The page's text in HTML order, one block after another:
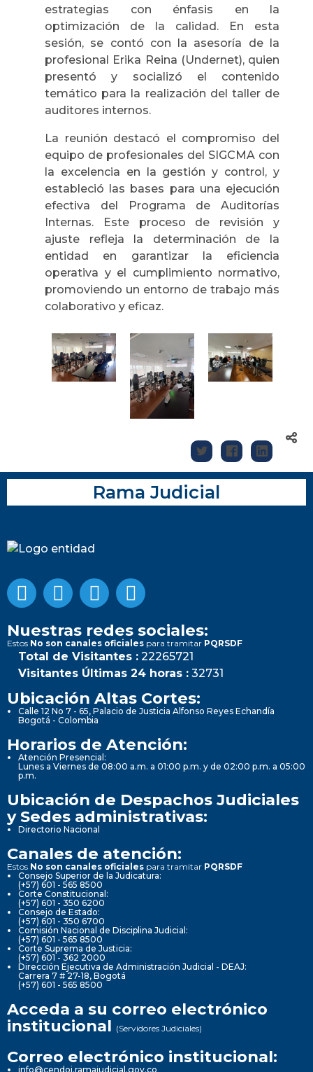
estrategias con énfasis en la
optimización de la calidad. En esta
sesión, se contó con la asesoría de la
profesional Erika Reina (Undernet), quien
presentó y socializó el contenido
temático para la realización del taller de
auditores internos.
La reunión destacó el compromiso del
equipo de profesionales del SIGCMA con
la excelencia en la gestión y control, y
estableció las bases para una ejecución
efectiva del Programa de Auditorías
Internas. Este proceso de revisión y
ajuste refleja la determinación de la
entidad en garantizar la eficiencia
operativa y el cumplimiento normativo,
promoviendo un entorno de trabajo más
colaborativo y eficaz.
Rama Judicial
Nuestras redes sociales:
Estos No son canales oficiales para tramitar PQRSDF
Total de Visitantes : 22265721
Visitantes Últimas 24 horas : 32731
Ubicación Altas Cortes:
Calle 12 No 7 - 65, Palacio de Justicia Alfonso Reyes Echandía
Bogotá - Colombia
Horarios de Atención:
Atención Presencial:
Lunes a Viernes de 08:00 a.m. a 01:00 p.m. y de 02:00 p.m. a 05:00
p.m.
Ubicación de Despachos Judiciales
y Sedes administrativas:
Directorio Nacional
Canales de atención:
Estos No son canales oficiales para tramitar PQRSDF
Consejo Superior de la Judicatura:
(+57) 601 - 565 8500
Corte Constitucional:
(+57) 601 - 350 6200
Consejo de Estado:
(+57) 601 - 350 6700
Comisión Nacional de Disciplina Judicial:
(+57) 601 - 565 8500
Corte Suprema de Justicia:
(+57) 601 - 362 2000
Dirección Ejecutiva de Administración Judicial - DEAJ:
Carrera 7 # 27-18, Bogotá
(+57) 601 - 565 8500
Acceda a su correo electrónico
institucional (Servidores Judiciales)
Correo electrónico institucional:
info@cendoj.ramajudicial.gov.co